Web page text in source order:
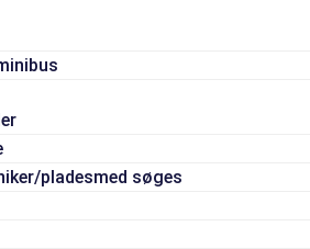
pladesmed søges